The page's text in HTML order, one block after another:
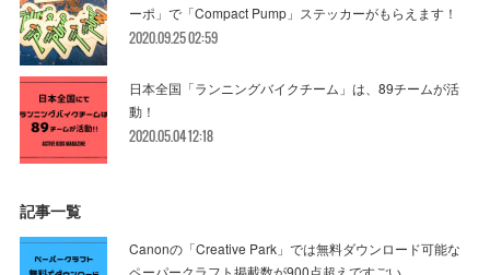
ーポ」で「Compact Pump」ステッカーがもらえます！
2020.09.25 02:59
日本全国「ランニングバイクチーム」は、89チームが活
動！
2020.05.04 12:18
記事一覧
Canonの「Creative Park」では無料ダウンロード可能な
ペーパークラフト掲載数が900点超えですごい